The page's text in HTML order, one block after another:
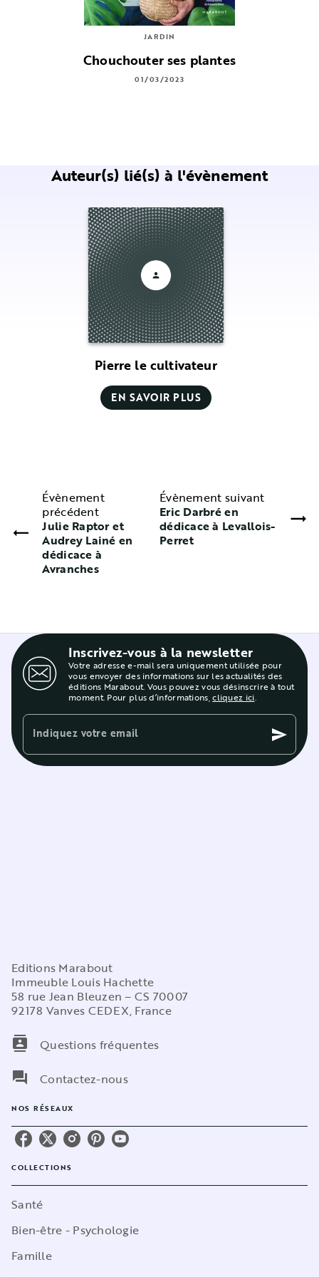
JARDIN
Chouchouter ses plantes
01/03/2023
Auteur(s) lié(s) à l'évènement
Pierre le cultivateur
EN SAVOIR PLUS
Évènement
précédent
Julie Raptor et
Audrey Lainé en
dédicace à
Avranches
Évènement suivant
Eric Darbré en
dédicace à Levallois-
Perret
Inscrivez-vous à la newsletter
Votre adresse e-mail sera uniquement utilisée pour
vous envoyer des informations sur les actualités des
éditions Marabout. Vous pouvez vous désinscrire à tout
moment. Pour plus d’informations,cliquez ici.
Indiquez votre email send
Editions Marabout
Immeuble Louis Hachette
58 rue Jean Bleuzen – CS 70007
92178 Vanves CEDEX, France
contacts
Questions fréquentes
question_answer
Contactez-nous
NOS RÉSEAUX
COLLECTIONS
Santé
Bien-être - Psychologie
Famille